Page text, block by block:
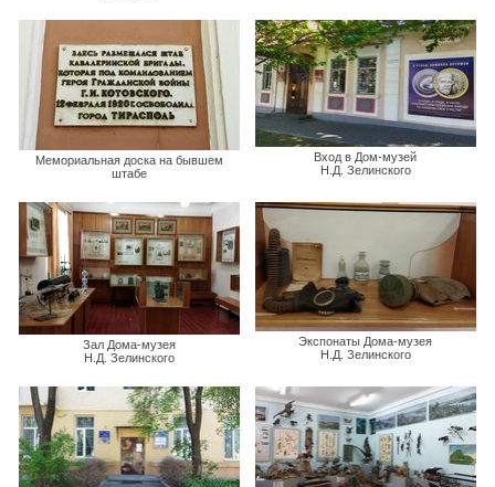
Мемориальная доска на бывшем
штабе
Вход в Дом-музей
Н.Д. Зелинского
Зал Дома-музея
Н.Д. Зелинского
Экспонаты Дома-музея
Н.Д. Зелинского